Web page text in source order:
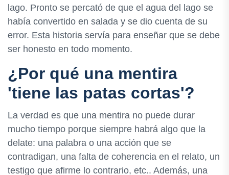
lago. Pronto se percató de que el agua del lago se
había convertido en salada y se dio cuenta de su
error. Esta historia servía para enseñar que se debe
ser honesto en todo momento.
¿Por qué una mentira
'tiene las patas cortas'?
La verdad es que una mentira no puede durar
mucho tiempo porque siempre habrá algo que la
delate: una palabra o una acción que se
contradigan, una falta de coherencia en el relato, un
testigo que afirme lo contrario, etc.. Además, una